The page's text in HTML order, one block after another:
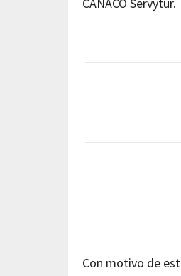
CANACO Servytur.
Con motivo de